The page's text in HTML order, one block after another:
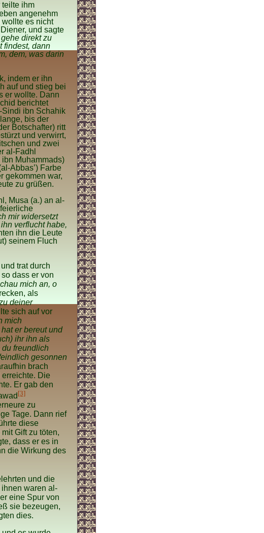
teilte ihm
angenehm
wollte es nicht
und sagte
direkt zu
findest, dann
dem, was darin
indem er ihn
auf und stieg bei
er wollte. Dann
berichtet
Sindi ibn Schahik
bis der
Botschafter) ritt
und verwirrt,
und zwei
al-Fadhl
Muhammads)
Abbas’) Farbe
gekommen war,
zu grüßen.
Musa (a.) an al-
mir widersetzt
verflucht habe,
ihn die Leute
seinem Fluch
trat durch
dass er von
mich an, o
als
deiner
sich auf vor
mich
er bereut und
ihr ihn als
du freundlich
gesonnen
brach
Die
Er gab den
[3]
zu
Tage. Dann rief
diese
Gift zu töten,
dass er es in
die Wirkung des
und die
waren al-
eine Spur von
sie bezeugen,
dies.